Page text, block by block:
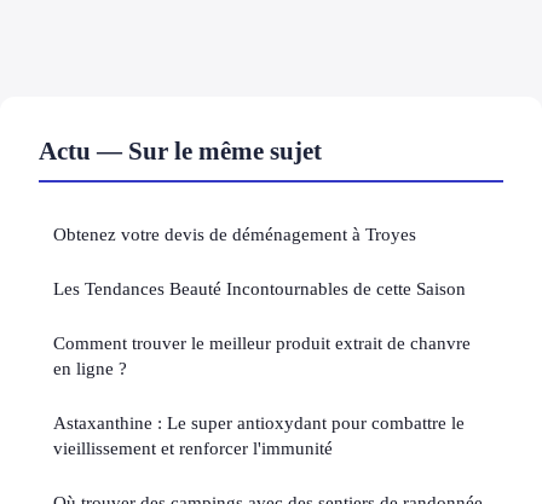
Actu — Sur le même sujet
Obtenez votre devis de déménagement à Troyes
Les Tendances Beauté Incontournables de cette Saison
Comment trouver le meilleur produit extrait de chanvre
en ligne ?
Astaxanthine : Le super antioxydant pour combattre le
vieillissement et renforcer l'immunité